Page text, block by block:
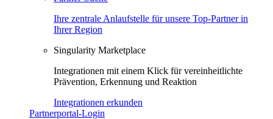
Ihre zentrale Anlaufstelle für unsere Top-Partner in
Ihrer Region
Singularity Marketplace
Integrationen mit einem Klick für vereinheitlichte
Prävention, Erkennung und Reaktion
Integrationen erkunden
Partnerportal-Login